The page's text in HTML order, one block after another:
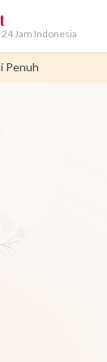
Jam Indonesia
Penuh